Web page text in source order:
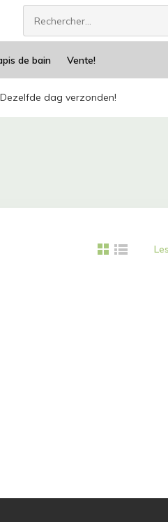
de bain Vente!
dag verzonden!